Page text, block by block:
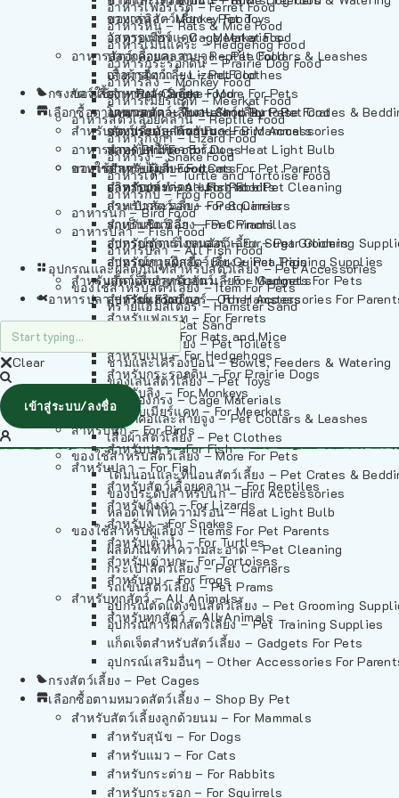
อาหารเฟอร์เร็ต – Ferret Food
อาหารหนู – Rats & Mice Food
อาหารเม่นแคระ – Hedgehog Food
อาหารกระรอกดิน – Prairie Dog Food
อาหารลิง – Monkey Food
อาหารเมียร์แคท – Meerkat Food
อาหารสัตว์เลี้อยคลาน – Reptile Food
อาหารกิ้งก่า – Lizard Food
อาหารงู – Snake Food
อาหารเต่า – Turtle and Tortoise Food
อาหารกบ – Frog Food
อาหารนก – Bird Food
อาหารปลา – Fish Food
อาหารปลา – All Fish Food
อุปกรณและผลิตภัณฑ์สำหรับสัตว์เลี้ยง – Pet Accessories
ของใช้สำหรับสัตว์เลี้ยง – Item For Pets
ทรายแฮมสเตอร์ – Hamster Sand
ทรายแมว – Cat Sand
ห้องน้ำสัตว์เลี้ยง – Pet Toilets
ชามและเครื่องป้อน – Bowls, Feeders & Watering
ของเล่นสัตว์เลี้ยง – Pet Toys
วัสดุรองกรง – Cage Materials
ปลอกคอและสายจูง – Pet Collars & Leashes
เสื้อผ้าสัตว์เลี้ยง – Pet Clothes
ของใช้สำหรับสัตว์เลี้ยง – More For Pets
โดมนอนและที่นอนสัตว์เลี้ยง – Pet Crates &
ของประดับสำหรับนก – Bird Accessories
หลอดไฟให้ความร้อน – Heat Light Bulb
ของใช้สำหรับผู้เลี้ยง – Items For Pet Parents
ผลิตภัณฑ์ทำความสะอาด – Pet Cleaning
กระเป๋าสัตว์เลี้ยง – Pet Carriers
รถเข็นสัตว์เลี้ยง – Pet Prams
อุปกรณ์ตัดแต่งขนสัตว์เลี้ยง – Pet Grooming
อุปกรณ์การฝึกสัตว์เลี้ยง – Pet Training Supplies
แก็ดเจ็ตสำหรับสัตว์เลี้ยง – Gadgets For Pets
อุปกรณ์เสริมอื่นๆ – Other Accessories For
กรงสัตว์เลี้ยง – Pet Cages
เลือกซื้อตามหมวดสัตว์เลี้ยง – Shop By Pet
สำหรับสัตว์เลี้ยงลูกด้วยนม – For Mammals
สำหรับสุนัข – For Dogs
สำหรับแมว – For Cats
สำหรับกระต่าย – For Rabbits
สำหรับกระรอก – For Squirrels
อาหารลิง – Monkey Food
อาหารเมียร์แคท – Meerkat Food
อาหารสัตว์เลี้อยคลาน – Reptile Food
อาหารกิ้งก่า – Lizard Food
อาหารงู – Snake Food
อาหารเต่า – Turtle and Tortoise Food
อาหารกบ – Frog Food
อาหารนก – Bird Food
อาหารปลา – Fish Food
อาหารปลา – All Fish Food
ของเล่นสัตว์เลี้ยง – Pet Toys
วัสดุรองกรง – Cage Materials
ปลอกคอและสายจูง – Pet Collars & Leashes
เสื้อผ้าสัตว์เลี้ยง – Pet Clothes
ของใช้สำหรับสัตว์เลี้ยง – More For Pets
โดมนอนและที่นอนสัตว์เลี้ยง – Pet Crates &
ของประดับสำหรับนก – Bird Accessories
หลอดไฟให้ความร้อน – Heat Light Bulb
ของใช้สำหรับผู้เลี้ยง – Items For Pet Parents
ผลิตภัณฑ์ทำความสะอาด – Pet Cleaning
กระเป๋าสัตว์เลี้ยง – Pet Carriers
รถเข็นสัตว์เลี้ยง – Pet Prams
อุปกรณ์ตัดแต่งขนสัตว์เลี้ยง – Pet Grooming
อุปกรณ์การฝึกสัตว์เลี้ยง – Pet Training Supplies
แก็ดเจ็ตสำหรับสัตว์เลี้ยง – Gadgets For Pets
อุปกรณ์เสริมอื่นๆ – Other Accessories For
กรงสัตว์เลี้ยง – Pet Cages
เลือกซื้อตามหมวดสัตว์เลี้ยง – Shop By Pet
สำหรับสัตว์เลี้ยงลูกด้วยนม – For Mammals
สำหรับสุนัข – For Dogs
สำหรับแมว – For Cats
สำหรับกระต่าย – For Rabbits
สำหรับกระรอก – For Squirrels
สำหรับชินชิล่า – For Chinchillas
สำหรับชูการ์ไกลเดอร์ – For Sugar Gliders
สำหรับหนูแกสบี้ – For Guinea Pigs
สำหรับสัตว์เลี้ยงลูกด้วยนม – For Mammals
สำหรับแฮมสเตอร์ – For Hamsters
สำหรับเฟอเรท – For Ferrets
สำหรับหนู – For Rats and Mice
สำหรับเม่น – For Hedgehogs
สำหรับกระรอกดิน – For Prairie Dogs
สำหรับลิง – For Monkeys
สำหรับเมียร์แคท – For Meerkats
สำหรับนก – For Birds
สำหรับปลา – For Fish
สำหรับปลา – For Fish
สำหรับสัตว์เลื้อยคลาน – For Reptiles
สำหรับกิ้งก่า – For Lizards
สำหรับงู – For Snakes
สำหรับเต่าน้ำ – For Turtles
สำหรับเต่าบก – For Tortoises
สำหรับกบ – For Frogs
สำหรับทุกสัตว์ – All Animals
สำหรับทุกสัตว์ – All Animals
อาหารปลา – Fish Food
Clear
เข้าสู่ระบบ/ลงชื่อ